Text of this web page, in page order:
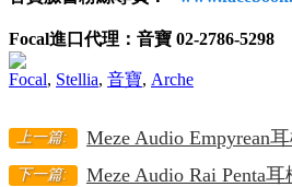
Focal進口代理：音寶 02-2786-5298
Focal, Stellia, 音寶, Arche
上一篇: Meze Audio Empyrean
下一篇: Meze Audio Rai Penta